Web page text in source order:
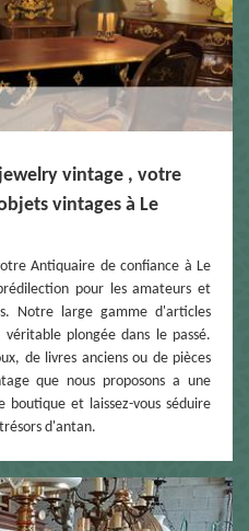
vintage , votre
vintages à Le
Antiquaire de confiance à Le
pour les amateurs et
Notre large gamme d'articles
plongée dans le passé.
de livres anciens ou de pièces
que nous proposons a une
et laissez-vous séduire
d'antan.